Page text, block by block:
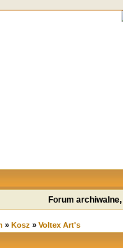
Forum
» Kosz » Voltex Art's